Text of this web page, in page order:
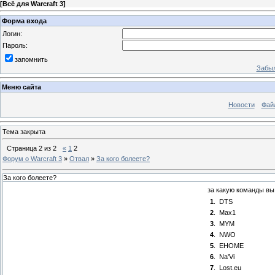
[Всё для Warcraft 3]
Форма входа
Логин:
Пароль:
запомнить
Меню сайта
Новости
Тема закрыта
Страница 2 из 2 « 1 2
Форум о Warcraft 3 » Отвал » За кого болеете?
За кого болеете?
за какую команды вы
1.
DTS
2.
Max1
3.
MYM
4.
NWO
5.
EHOME
6.
Na'Vi
7.
Lost.eu